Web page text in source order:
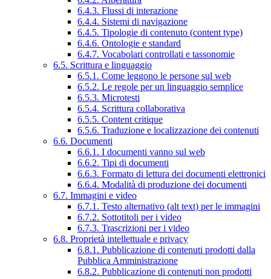
6.4.3. Flussi di interazione
6.4.4. Sistemi di navigazione
6.4.5. Tipologie di contenuto (content type)
6.4.6. Ontologie e standard
6.4.7. Vocabolari controllati e tassonomie
6.5. Scrittura e linguaggio
6.5.1. Come leggono le persone sul web
6.5.2. Le regole per un linguaggio semplice
6.5.3. Microtesti
6.5.4. Scrittura collaborativa
6.5.5. Content critique
6.5.6. Traduzione e localizzazione dei contenuti
6.6. Documenti
6.6.1. I documenti vanno sul web
6.6.2. Tipi di documenti
6.6.3. Formato di lettura dei documenti elettronici
6.6.4. Modalità di produzione dei documenti
6.7. Immagini e video
6.7.1. Testo alternativo (alt text) per le immagini
6.7.2. Sottotitoli per i video
6.7.3. Trascrizioni per i video
6.8. Proprietà intellettuale e privacy
6.8.1. Pubblicazione di contenuti prodotti dalla
Pubblica Amministrazione
6.8.2. Pubblicazione di contenuti non prodotti